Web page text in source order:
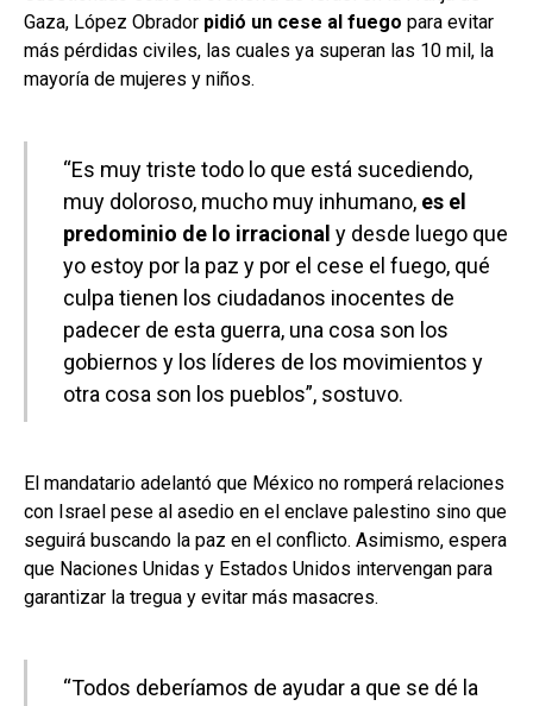
Gaza, López Obrador pidió un cese al fuego para evitar
más pérdidas civiles, las cuales ya superan las 10 mil, la
mayoría de mujeres y niños.
“Es muy triste todo lo que está sucediendo,
muy doloroso, mucho muy inhumano, es el
predominio de lo irracional y desde luego que
yo estoy por la paz y por el cese el fuego, qué
culpa tienen los ciudadanos inocentes de
padecer de esta guerra, una cosa son los
gobiernos y los líderes de los movimientos y
otra cosa son los pueblos”, sostuvo.
El mandatario adelantó que México no romperá relaciones
con Israel pese al asedio en el enclave palestino sino que
seguirá buscando la paz en el conflicto. Asimismo, espera
que Naciones Unidas y Estados Unidos intervengan para
garantizar la tregua y evitar más masacres.
“Todos deberíamos de ayudar a que se dé la